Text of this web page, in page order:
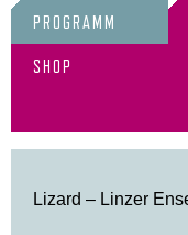
PROGRAMM
SHOP
Lizard – Linzer